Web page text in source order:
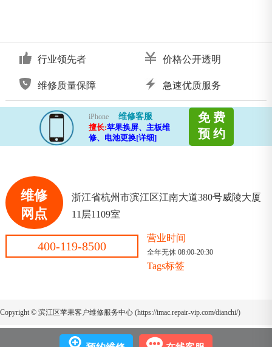
行业领先者 价格公开透明
维修质量保障 急速优质服务
iPhone
维修客服
擅长:苹果换屏、主板维
修、电池更换[详细]
免 费
预 约
维修
网点
浙江省杭州市滨江区江南大道380号威陵大厦
11层1109室
400-119-8500
营业时间
全年无休 08:00-20:30
Tags标签
Copyright © 滨江区苹果客户维修服务中心 (https://imac.repair-vip.com/dianchi/)